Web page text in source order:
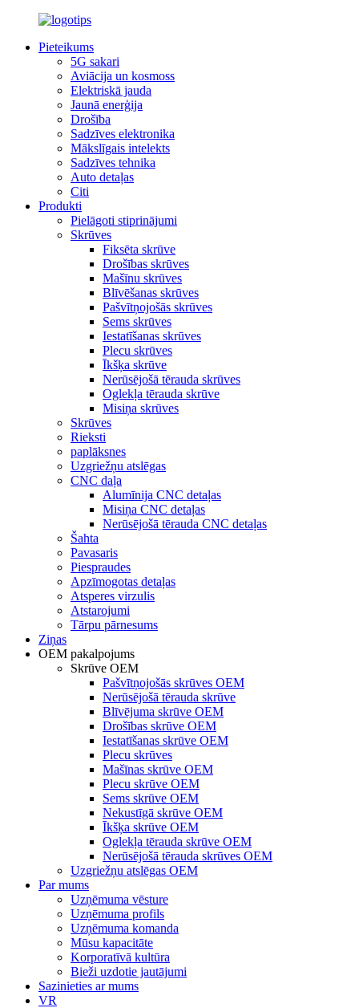
Pieteikums
5G sakari
Aviācija un kosmoss
Elektriskā jauda
Jaunā enerģija
Drošība
Sadzīves elektronika
Mākslīgais intelekts
Sadzīves tehnika
Auto detaļas
Citi
Produkti
Pielāgoti stiprinājumi
Skrūves
Fiksēta skrūve
Drošības skrūves
Mašīnu skrūves
Blīvēšanas skrūves
Pašvītņojošās skrūves
Sems skrūves
Iestatīšanas skrūves
Plecu skrūves
Īkšķa skrūve
Nerūsējošā tērauda skrūves
Oglekļa tērauda skrūve
Misiņa skrūves
Skrūves
Rieksti
paplāksnes
Uzgriežņu atslēgas
CNC daļa
Alumīnija CNC detaļas
Misiņa CNC detaļas
Nerūsējošā tērauda CNC detaļas
Šahta
Pavasaris
Piespraudes
Apzīmogotas detaļas
Atsperes virzulis
Atstarojumi
Tārpu pārnesums
Ziņas
OEM pakalpojums
Skrūve OEM
Pašvītņojošās skrūves OEM
Nerūsējošā tērauda skrūve
Blīvējuma skrūve OEM
Drošības skrūve OEM
Iestatīšanas skrūve OEM
Plecu skrūves
Mašīnas skrūve OEM
Plecu skrūve OEM
Sems skrūve OEM
Nekustīgā skrūve OEM
Īkšķa skrūve OEM
Oglekļa tērauda skrūve OEM
Nerūsējošā tērauda skrūves OEM
Uzgriežņu atslēgas OEM
Par mums
Uzņēmuma vēsture
Uzņēmuma profils
Uzņēmuma komanda
Mūsu kapacitāte
Korporatīvā kultūra
Bieži uzdotie jautājumi
Sazinieties ar mums
VR